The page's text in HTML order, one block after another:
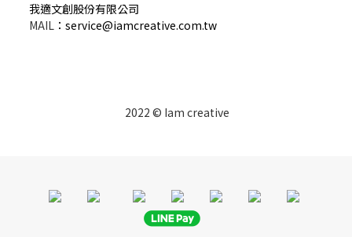
我適文創股份有限公司
MAIL ： service@iamcreative.com.tw
2022 © Iam creative